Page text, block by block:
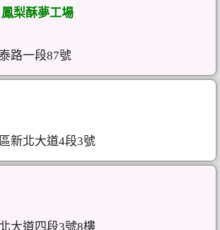
梨酥夢工場
路一段87號
新北大道4段3號
大道四段3號8樓